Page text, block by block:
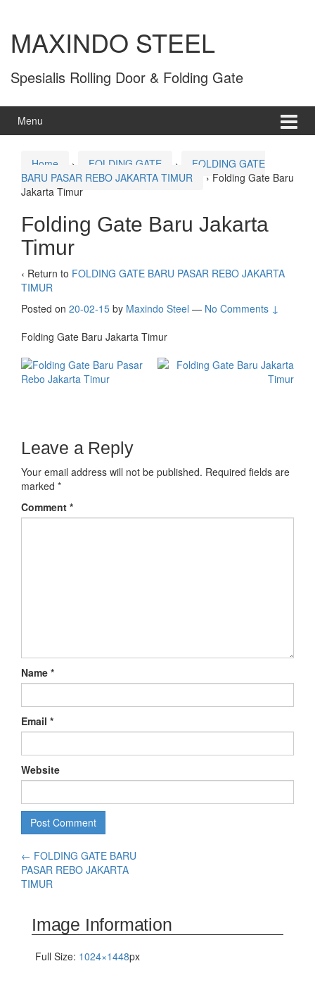
MAXINDO STEEL
Spesialis Rolling Door & Folding Gate
Menu
Home › FOLDING GATE ›
FOLDING GATE
BARU PASAR REBO JAKARTA TIMUR
› Folding Gate Baru
Jakarta Timur
Folding Gate Baru Jakarta
Timur
‹ Return to FOLDING GATE BARU PASAR REBO JAKARTA
TIMUR
Posted on 20-02-15 by Maxindo Steel — No Comments ↓
Folding Gate Baru Jakarta Timur
Leave a Reply
Your email address will not be published. Required fields are
marked *
Comment *
Name *
Email *
Website
← FOLDING GATE BARU
PASAR REBO JAKARTA
TIMUR
Image Information
Full Size: 1024×1448px